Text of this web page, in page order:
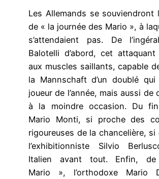
Les Allemands se souviendront
de « la journée des Mario », à
s’attendaient pas. De
Balotelli d’abord, cet attaquant
aux muscles saillants, capable
la Mannschaft d’un doublé
joueur de l’année, mais aussi de
à la moindre occasion. Du
Mario Monti, si proche des
rigoureuses de la chancelière, si
l’exhibitionniste Silvio
Italien avant tout. Enfin,
Mario », l’orthodoxe Mario